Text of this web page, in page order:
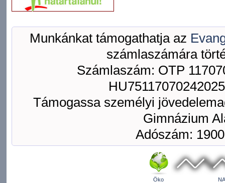
Munkánkat támogathatja az
számlaszámára
Számlaszám: OTP
Támogassa személyi
Gimnázium
Adószám:
Öko